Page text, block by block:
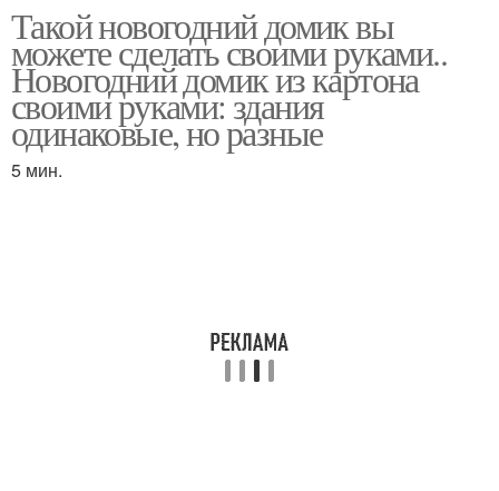
Сказочный домик Новогодние домики
Домики по простым
Домик из солёного
Домики для аппликации
Такой новогодний домик вы
можете сделать своими руками..
Новогодний домик из картона
своими руками: здания
одинаковые, но разные
5 мин.